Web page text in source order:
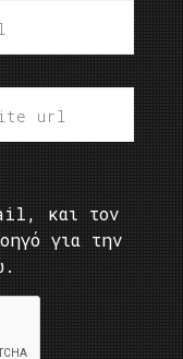
και τον
για την